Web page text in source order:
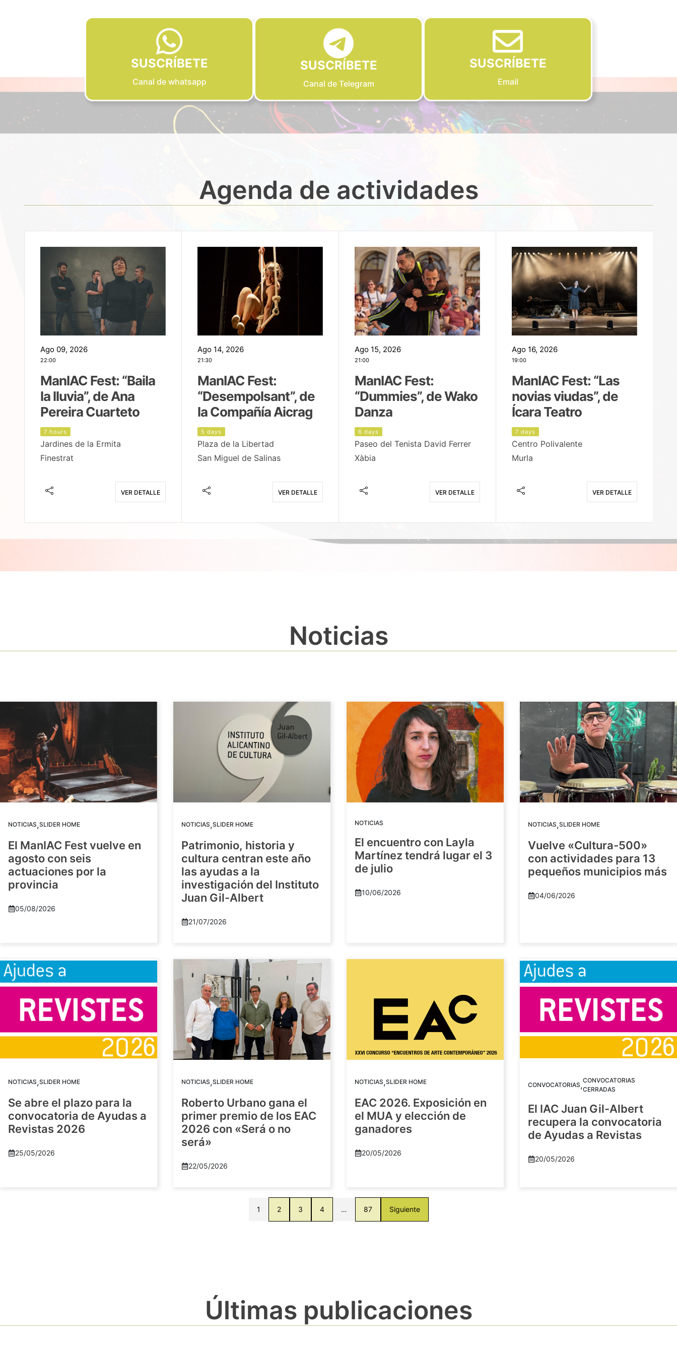
SUSCRÍBETE
Canal de whatsapp
SUSCRÍBETE
Canal de Telegram
SUSCRÍBETE
Email
Agenda de actividades
Ago 09, 2026
22:00
ManIAC Fest: “Baila
la lluvia”, de Ana
Pereira Cuarteto
7 hours
Jardines de la Ermita
Finestrat
VER DETALLE
Ago 14, 2026
21:30
ManIAC Fest:
“Desempolsant”, de
la Compañía Aicrag
5 days
Plaza de la Libertad
San Miguel de Salinas
VER DETALLE
Ago 15, 2026
21:00
ManIAC Fest:
“Dummies”, de Wako
Danza
6 days
Paseo del Tenista David Ferrer
Xàbia
VER DETALLE
Ago 16, 2026
19:00
ManIAC Fest: “Las
novias viudas”, de
Ícara Teatro
7 days
Centro Polivalente
Murla
VER DETALLE
Noticias
NOTICIAS,SLIDER HOME
El ManIAC Fest vuelve en
agosto con seis
actuaciones por la
provincia
05/08/2026
NOTICIAS,SLIDER HOME
Patrimonio, historia y
cultura centran este año
las ayudas a la
investigación del Instituto
Juan Gil-Albert
21/07/2026
NOTICIAS
El encuentro con Layla
Martínez tendrá lugar el 3
de julio
10/06/2026
NOTICIAS,SLIDER HOME
Vuelve «Cultura-500»
con actividades para 13
pequeños municipios más
04/06/2026
NOTICIAS,SLIDER HOME
Se abre el plazo para la
convocatoria de Ayudas a
Revistas 2026
25/05/2026
NOTICIAS,SLIDER HOME
Roberto Urbano gana el
primer premio de los EAC
2026 con «Será o no
será»
22/05/2026
NOTICIAS,SLIDER HOME
EAC 2026. Exposición en
el MUA y elección de
ganadores
20/05/2026
CONVOCATORIAS,CONVOCATORIAS
CERRADAS
El IAC Juan Gil-Albert
recupera la convocatoria
de Ayudas a Revistas
20/05/2026
1 2 3 4 … 87 Siguiente
Últimas publicaciones